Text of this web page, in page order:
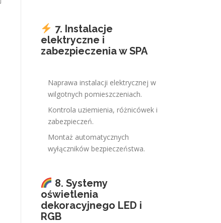
7. Instalacje
elektryczne i
zabezpieczenia w SPA
Naprawa instalacji elektrycznej w
wilgotnych pomieszczeniach.
Kontrola uziemienia, różnicówek i
zabezpieczeń.
Montaż automatycznych
wyłączników bezpieczeństwa.
8. Systemy
oświetlenia
dekoracyjnego LED i
RGB